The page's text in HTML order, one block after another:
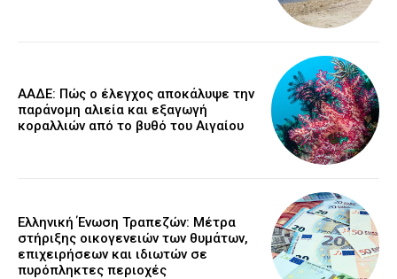
ΑΑΔΕ: Πώς ο έλεγχος αποκάλυψε την
παράνομη αλιεία και εξαγωγή
κοραλλιών από το βυθό του Αιγαίου
Ελληνική Ένωση Τραπεζών: Μέτρα
στήριξης οικογενειών των θυμάτων,
επιχειρήσεων και ιδιωτών σε
πυρόπληκτες περιοχές